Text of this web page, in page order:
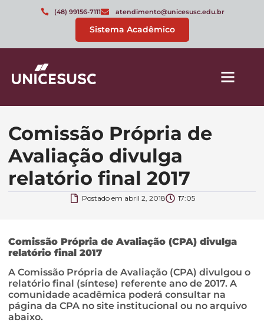
(48) 99156-7111 atendimento@unicesusc.edu.br
Sistema Acadêmico
Comissão Própria de
Avaliação divulga
relatório final 2017
Postado em abril 2, 2018 17:05
Comissão Própria de Avaliação (CPA) divulga
relatório final 2017
A Comissão Própria de Avaliação (CPA) divulgou o
relatório final (síntese) referente ano de 2017. A
comunidade acadêmica poderá consultar na
página da CPA no site institucional ou no arquivo
abaixo.